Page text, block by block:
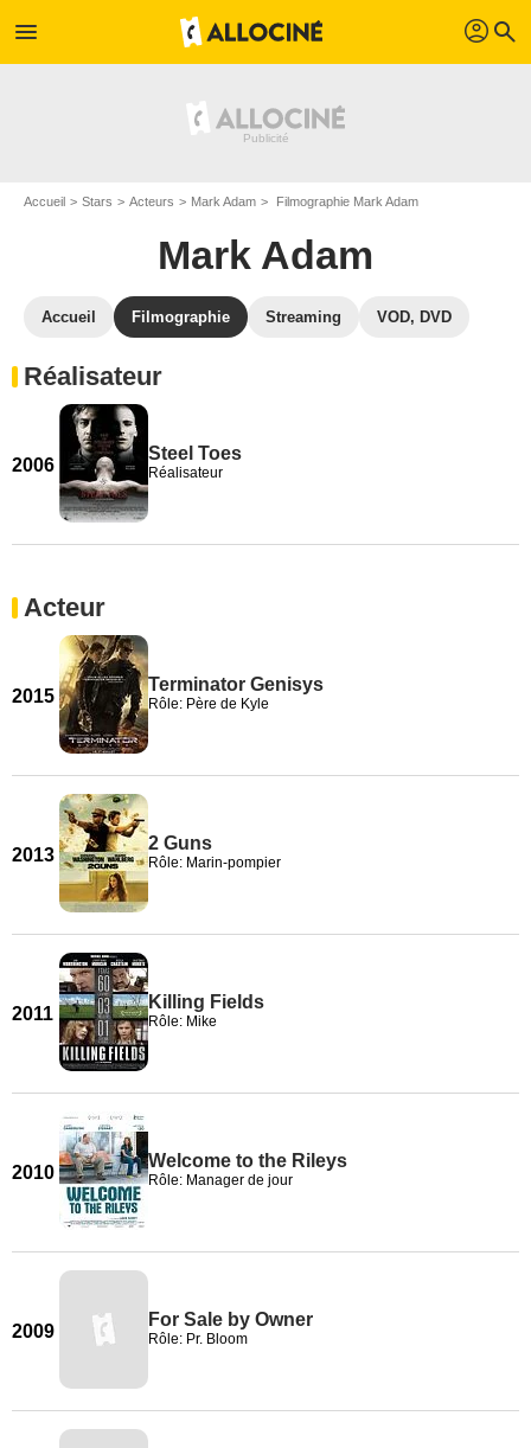
menu profil search
Accueil Stars Acteurs Mark Adam Filmographie Mark Adam
Mark Adam
Accueil Filmographie Streaming VOD, DVD
Réalisateur
2006
Steel Toes
Réalisateur
Acteur
2015
Terminator Genisys
Rôle: Père de Kyle
2013
2 Guns
Rôle: Marin-pompier
2011
Killing Fields
Rôle: Mike
2010
Welcome to the Rileys
Rôle: Manager de jour
2009
For Sale by Owner
Rôle: Pr. Bloom